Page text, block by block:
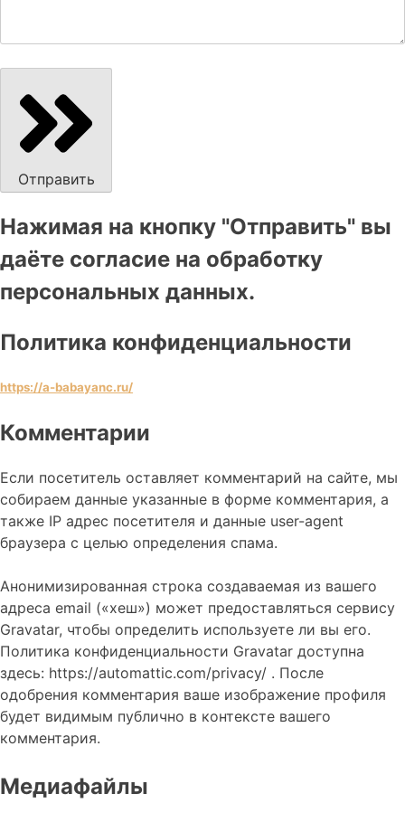
Отправить
Нажимая на кнопку "Отправить" вы
даёте согласие на обработку
персональных данных.
Политика конфиденциальности
https://a-babayanc.ru/
Комментарии
Если посетитель оставляет комментарий на сайте, мы
собираем данные указанные в форме комментария, а
также IP адрес посетителя и данные user-agent
браузера с целью определения спама.
Анонимизированная строка создаваемая из вашего
адреса email («хеш») может предоставляться сервису
Gravatar, чтобы определить используете ли вы его.
Политика конфиденциальности Gravatar доступна
здесь: https://automattic.com/privacy/ . После
одобрения комментария ваше изображение профиля
будет видимым публично в контексте вашего
комментария.
Медиафайлы